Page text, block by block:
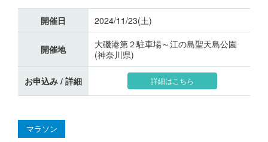
開催日 2024/11/23(土)
開催地
大磯港第２駐車場～江の島聖天島公園
(神奈川県)
お申込み / 詳細 詳細はこちら
マラソン